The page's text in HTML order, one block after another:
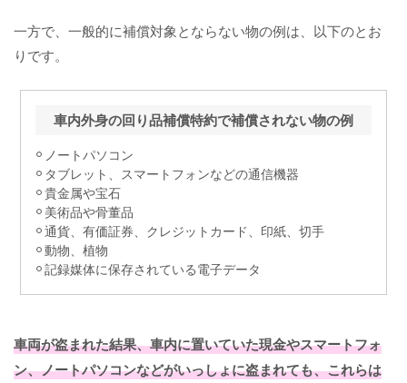
一方で、一般的に補償対象とならない物の例は、以下のとお
りです。
車内外身の回り品補償特約で補償されない物の例
ノートパソコン
タブレット、スマートフォンなどの通信機器
貴金属や宝石
美術品や骨董品
通貨、有価証券、クレジットカード、印紙、切手
動物、植物
記録媒体に保存されている電子データ
車両が盗まれた結果、車内に置いていた現金やスマートフォ
ン、ノートパソコンなどがいっしょに盗まれても、これらは